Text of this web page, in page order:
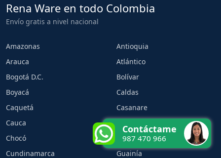
Rena Ware en todo Colombia
Envío gratis a nivel nacional
Amazonas
Antioquia
Arauca
Atlántico
Bogotá D.C.
Bolívar
Boyacá
Caldas
Caquetá
Casanare
Cauca
Chocó
Córdoba
Cundinamarca
Guainía
Contáctame
987 470 966